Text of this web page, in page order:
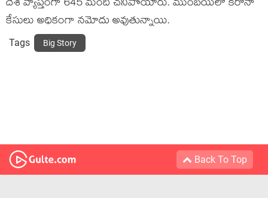
దేశ వ్యాప్తంగా 645 మంది చనిపోయారు. ముంబయిలో కరోనా
కేసులు అధికంగా నమోదు అవుతున్నాయి.
Tags Big Story
Back To Top